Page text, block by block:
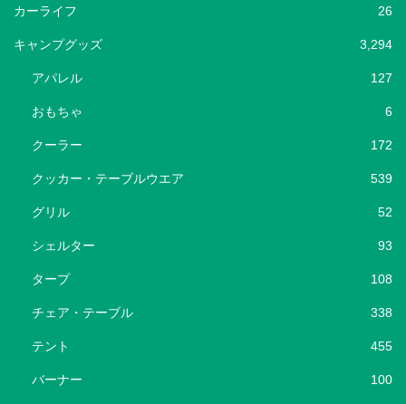
カーライフ 26
キャンプグッズ 3,294
アパレル 127
おもちゃ 6
クーラー 172
クッカー・テーブルウエア 539
グリル 52
シェルター 93
タープ 108
チェア・テーブル 338
テント 455
バーナー 100